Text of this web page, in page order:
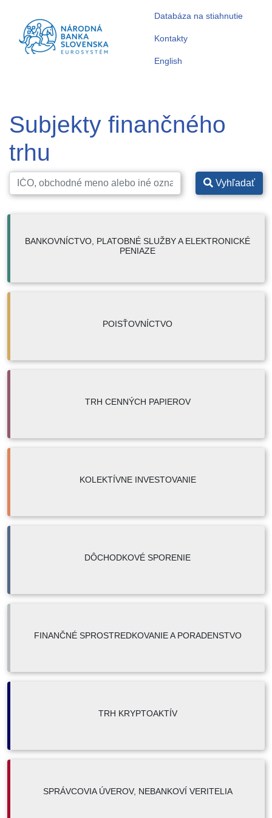
Databáza na stiahnutie
Kontakty
English
Subjekty finančného
trhu
Vyhľadať
BANKOVNÍCTVO, PLATOBNÉ SLUŽBY A ELEKTRONICKÉ
PENIAZE
POISŤOVNÍCTVO
TRH CENNÝCH PAPIEROV
KOLEKTÍVNE INVESTOVANIE
DÔCHODKOVÉ SPORENIE
FINANČNÉ SPROSTREDKOVANIE A PORADENSTVO
TRH KRYPTOAKTÍV
SPRÁVCOVIA ÚVEROV, NEBANKOVÍ VERITELIA